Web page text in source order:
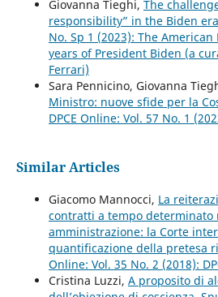
Giovanna Tieghi, The
responsibility” in the Biden era
No. Sp 1 (2023): The
years of President Biden (a
Ferrari)
Sara Pennicino, Giovanna
Ministro: nuove sfide per la
DPCE Online: Vol. 57 No. 1
Similar Articles
Giacomo Mannocci, La
contratti a tempo determinato
amministrazione: la Corte
quantificazione della pretesa
Online: Vol. 35 No. 2 (2018):
Cristina Luzzi, A proposito di